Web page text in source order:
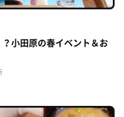
小田原の春イベント＆お